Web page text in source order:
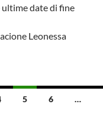
date di fine
Leonessa
5 6 …